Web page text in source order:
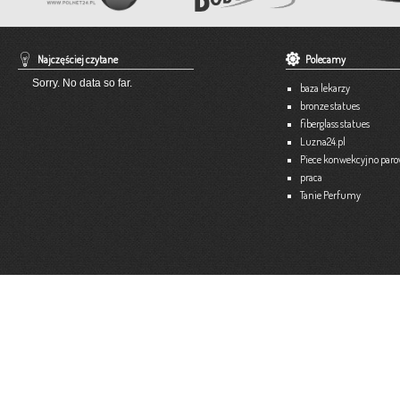
Pracownia Krawiecka A-TEX
Strona internetowa:
www.ekspert.biz.pl
Mariola Janusz
Najczęściej czytane
Sorry. No data so far.
Polecamy
baza lekarzy
bronze statues
fiberglass statues
Luzna24.pl
Piece konwekcyjno
praca
Tanie Perfumy